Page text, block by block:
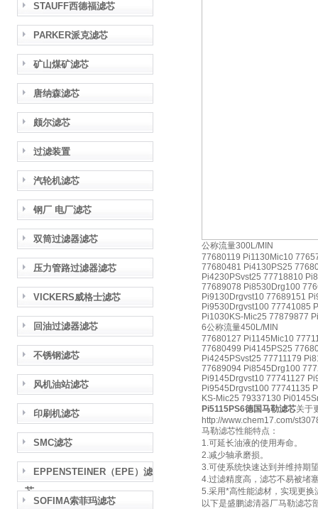
STAUFF西德福滤芯
PARKER派克滤芯
矿山煤矿滤芯
唐纳森滤芯
颇尔滤芯
过滤装置
汽轮机滤芯
钢厂 电厂滤芯
双筒过滤器滤芯
压力管路过滤器滤芯
VICKERS威格士滤芯
回油过滤器滤芯
不锈钢滤芯
风机油站滤芯
印刷机滤芯
SMC滤芯
EPPENSTEINER（EPE）滤
芯
SOFIMA索菲玛滤芯
公称流量300L/MIN
77680119 Pi1130Mic10
77680481 Pi4130PS25
Pi4230PSvst25 77718810
77689078 Pi8530Drg100
Pi9130Drgvst10 77689151
Pi9530Drgvst100 77741085
Pi1030KS-Mic25 77879877
6公称流量450L/MIN
77680127 Pi1145Mic10
77680499 Pi4145PS25
Pi4245PSvst25 77711179
77689094 Pi8545Drg100
Pi9145Drgvst10 77741127
Pi9545Drgvst100 77741135
KS-Mic25 79337130
Pi5115PS6德国马勒滤芯关于
http://www.chem17.com/
马勒滤芯性能特点：
1.可延长油液的使用寿命。
2.减少轴承磨损。
3.可使系统快速达到并维持期
4.过滤精度高，滤芯不易被堵
5.采用*高性能滤材，实现更
以下是盛鹏滤清器厂马勒滤芯